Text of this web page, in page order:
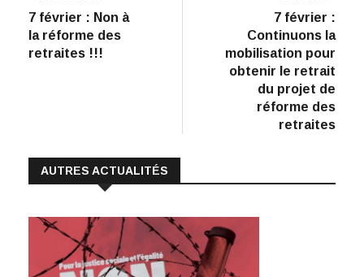
b
o
e
Li
n
de
l’article
précédent
7 février : Non à
la réforme des
retraites !!!
:
7 février :
Continuons la
mobilisation pour
obtenir le retrait
du projet de
réforme des
retraites
AUTRES ACTUALITÉS